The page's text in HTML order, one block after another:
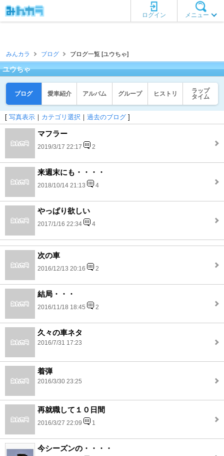
メニュー
ログイン
みんカラ ブログ ブログ一覧 [ユウちゃ]
ユウちゃ
ブログ 愛車紹介 アルバム グループ ヒストリ
ラップ
タイム
[ 写真表示 ｜ カテゴリ選択 ｜ 過去のブログ ]
マフラー
2019/3/17 22:17 2
来週末にも・・・・
2018/10/14 21:13 4
やっぱり欲しい
2017/1/16 22:34 4
次の車
2016/12/13 20:16 2
結局・・・
2016/11/18 18:45 2
久々の車ネタ
2016/7/31 17:23
着弾
2016/3/30 23:25
再就職して１０日間
2016/3/27 22:09 1
今シーズンの・・・・